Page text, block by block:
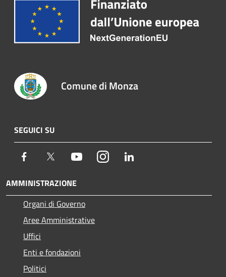
Comune di Monza
SEGUICI SU
Facebook Twitter YoutubeInstagram
AMMINISTRAZIONE
Organi di Governo
Aree Amministrative
Uffici
Enti e fondazioni
Politici